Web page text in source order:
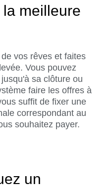
la meilleure
de vos rêves et faites
Vous pouvez
sa clôture ou
faire les offres à
suffit de fixer une
correspondant au
souhaitez payer.
un